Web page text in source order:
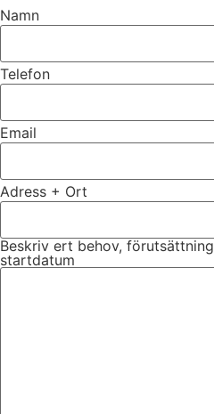
Namn
Telefon
Email
Adress + Ort
Beskriv ert behov,
startdatum